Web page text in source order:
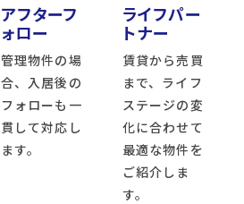
アフターフ
ォロー
管理物件の場
合、入居後の
フォローも一
貫して対応し
ます。
ライフパー
トナー
賃貸から売買
まで、ライフ
ステージの変
化に合わせて
最適な物件を
ご紹介しま
す。